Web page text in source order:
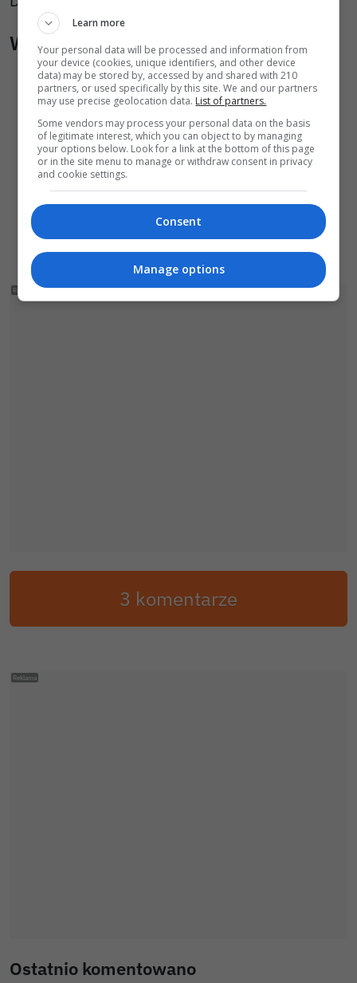
Ostatnio komentowano
Wiadomości pokrewne
To już koniec. Smutny finał historii, którą
śledzili nie tylko mieszkańcy miasta
Małych łabędzi prawdopodobnie znów nie
będzie. Czytelnik: Da się to sprawdzić
wcześniej
Wzruszający moment w Klekusiowie. Trzy
łabędzie wróciły do natury po tygodniach
walki o życie
3 komentarze
Learn more
Your personal data will be processed and information from
your device (cookies, unique identifiers, and other device
data) may be stored by, accessed by and shared with 210
partners, or used specifically by this site. We and our partners
may use precise geolocation data. List of partners.
Some vendors may process your personal data on the basis
of legitimate interest, which you can object to by managing
your options below. Look for a link at the bottom of this page
or in the site menu to manage or withdraw consent in privacy
and cookie settings.
Consent
Manage options